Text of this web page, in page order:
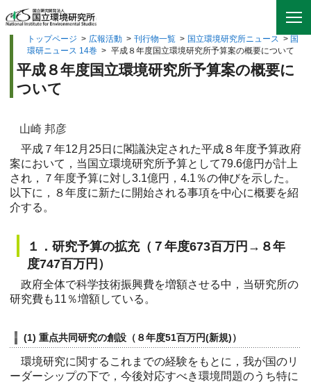
トップページ > 広報活動 > 刊行物一覧 > 国立環境研究所ニュース > 国
環研ニュース 14巻 > 平成８年度国立環境研究所予算案の概要について
平成８年度国立環境研究所予算案の概要に
ついて
山崎 邦彦
平成７年12月25日に閣議決定された平成８年度予算政府
案において，当国立環境研究所予算として79.6億円が計上
され，７年度予算に対し3.1億円，4.1％の伸びを示した。
以下に，８年度に新たに開始される事項を中心に概要を紹
介する。
１．研究予算の拡充（７年度673百万円→８年
度747百万円）
政府全体で科学技術振興費を増額させる中，当研究所の
研究費も11％増額している。
(1) 重点共同研究の創設（８年度51百万円(新規)）
環境研究に関するこれまでの経験をもとに，我が国のリ
ーダーシップの下で，今後対応すべき環境問題のうち特に